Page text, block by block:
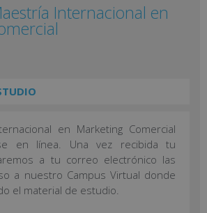
Internacional en
en Marketing Comercial
en línea. Una vez recibida tu
a tu correo electrónico las
a nuestro Campus Virtual donde
el material de estudio.